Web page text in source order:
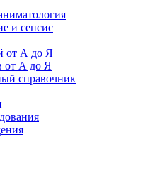
и сепсис
от А до Я
от А до Я
справочник